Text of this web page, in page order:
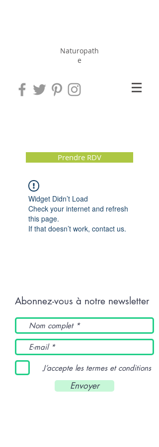
Naturopath
e
Prendre RDV
Widget Didn’t Load
Check your internet and refresh
this page.
If that doesn’t work, contact us.
Abonnez-vous à notre newsletter
J’accepte les termes et conditions
Envoyer